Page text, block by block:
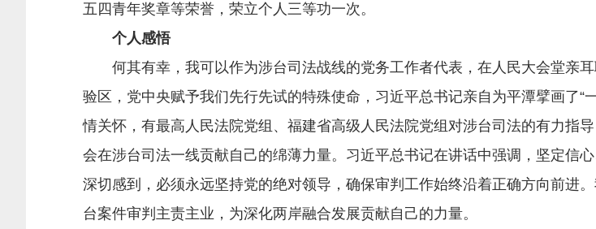
五四青年奖章等荣誉，荣立个人三等功一次。
个人感悟
何其有幸，我可以作为涉台司法战线的党务工作者代表，在人民大会堂亲
验区，党中央赋予我们先行先试的特殊使命，习近平总书记亲自为平潭擘画了
情关怀，有最高人民法院党组、福建省高级人民法院党组对涉台司法的有力指
会在涉台司法一线贡献自己的绵薄力量。习近平总书记在讲话中强调，坚定信
深切感到，必须永远坚持党的绝对领导，确保审判工作始终沿着正确方向前进
台案件审判主责主业，为深化两岸融合发展贡献自己的力量。